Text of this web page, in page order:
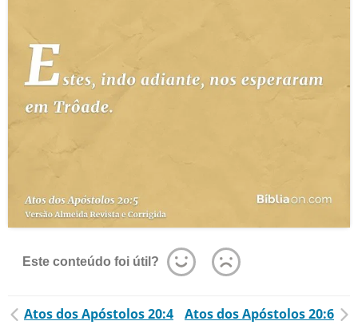
Este conteúdo foi útil?
Atos dos Apóstolos 20:4 Atos dos Apóstolos 20:6